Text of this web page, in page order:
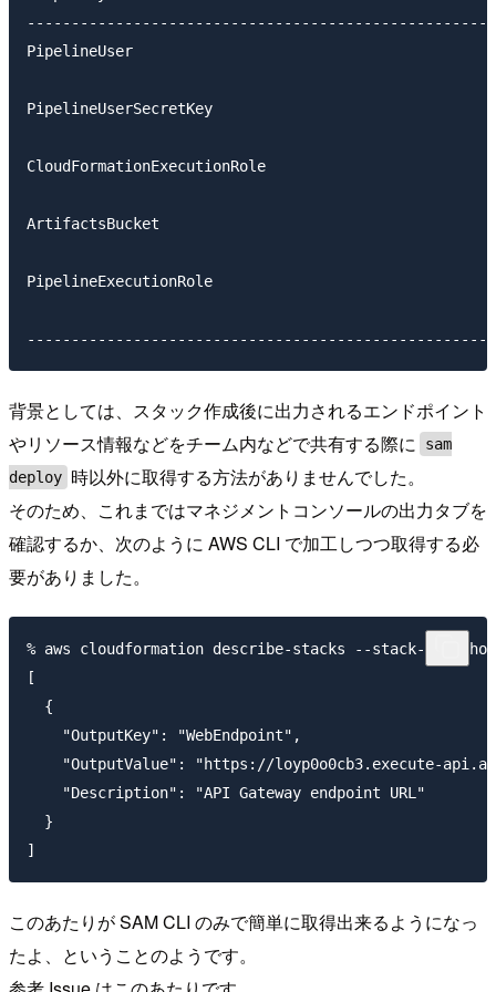
PipelineUser
PipelineUserSecretKey
CloudFormationExecutionRole
ArtifactsBucket
PipelineExecutionRole
背景としては、スタック作成後に出力されるエンドポイント
やリソース情報などをチーム内などで共有する際に
sam
deploy 時以外に取得する方法がありませんでした。
そのため、これまではマネジメントコンソールの出力タブを
確認するか、次のように AWS CLI で加工しつつ取得する必
要がありました。
% aws cloudformation describe-stacks --stack-name
[
  {
    "OutputKey": "WebEndpoint",
"OutputValue": "https://loyp0o0cb3.execute-
    "Description": "API Gateway endpoint URL"
  }
このあたりが SAM CLI のみで簡単に取得出来るようになっ
たよ、ということのようです。